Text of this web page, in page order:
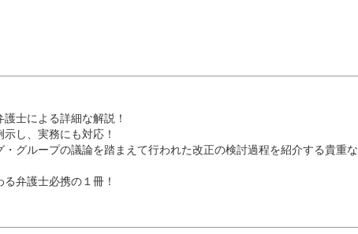
士による詳細な解説！
し、実務にも対応！
グループの議論を踏まえて行われた改正の検討過程を紹介する貴重な
弁護士必携の１冊！